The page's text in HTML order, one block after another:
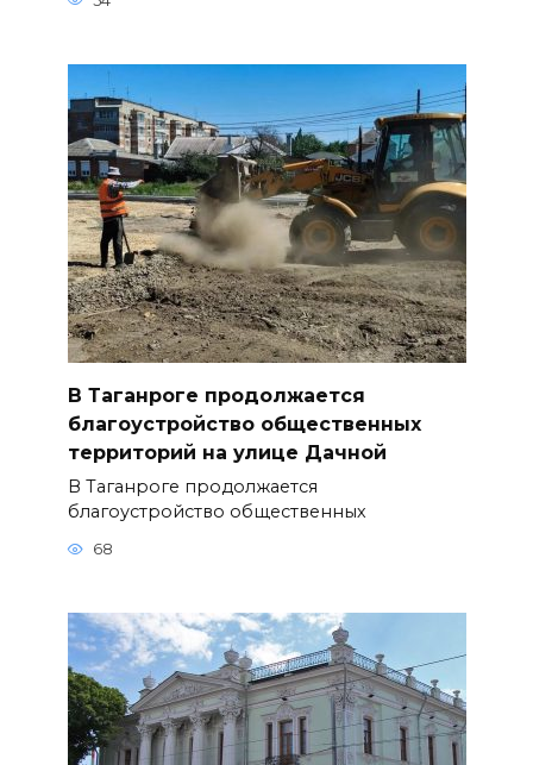
В Таганроге продолжается
благоустройство общественных
территорий на улице Дачной
В Таганроге продолжается
благоустройство общественных
68